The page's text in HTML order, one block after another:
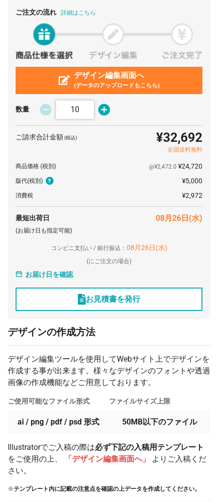
¥587,400
¥1,156 ¥1,161,600
ご注文の流れ 詳細はこちら
デザイン編集画面へ
(データのアップロードもこちら)
数量
ご請求合計金額(税込) ¥32,692
全国送料無料
商品価格 (税別) @¥2,472.0 ¥24,720
版代(税別) ¥5,000
消費税 ¥2,972
最短出荷日 08月26日(水)
(お届け日も指定可能)
コンビニ支払い / 銀行振込： 08月26日(水)
(にご注文の場合)
お届け日を確認
お見積書を発行
デザインの作成方法
デザイン編集ツールを使用してWebサイト上でデザインを
作成する事が出来ます。様々なデザインのフォントや透過
画像の作成機能などご用意しております。
ご使用可能なファイル形式
ai / png / pdf / psd 形式
ファイルサイズ上限
50MB以下のファイル
Illustratorでご入稿の際は必ず下記の入稿用テンプレート
をご使用の上、
「デザイン編集画面へ」
よりご入稿くだ
さい。
※テンプレート内に記載の注意点を確認の上データを作成してください。